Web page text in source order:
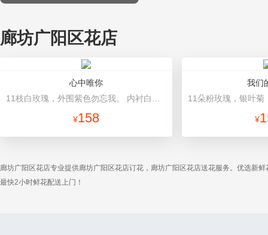
廊坊广阳区花店
心中唯你
¥158
我们
¥
廊坊广阳区花店专业提供廊坊广阳区花店订花，廊坊广阳区花店送花服务。优选新
最快2小时鲜花配送上门！